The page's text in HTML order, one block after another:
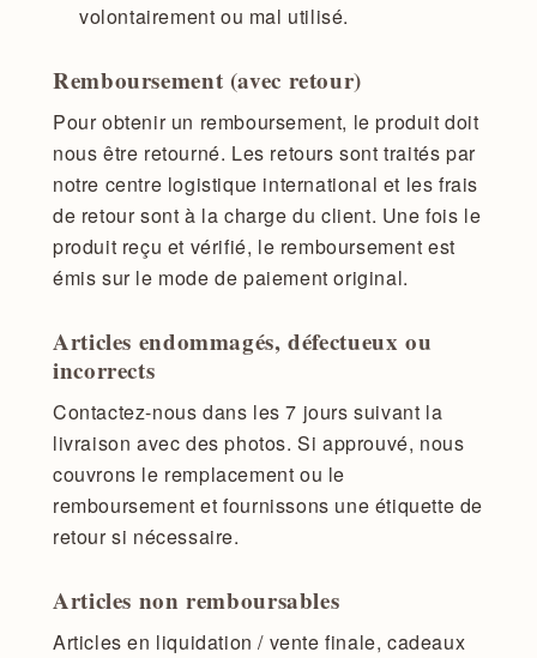
volontairement ou mal utilisé.
Remboursement (avec retour)
Pour obtenir un remboursement, le produit doit
nous être retourné. Les retours sont traités par
notre centre logistique international et les frais
de retour sont à la charge du client. Une fois le
produit reçu et vérifié, le remboursement est
émis sur le mode de paiement original.
Articles endommagés, défectueux ou
incorrects
Contactez-nous dans les 7 jours suivant la
livraison avec des photos. Si approuvé, nous
couvrons le remplacement ou le
remboursement et fournissons une étiquette de
retour si nécessaire.
Articles non remboursables
Articles en liquidation / vente finale, cadeaux